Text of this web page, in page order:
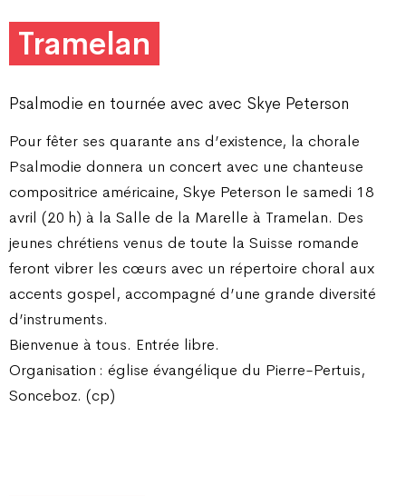
Tramelan
Psalmodie en tournée avec avec Skye Peterson
Pour fêter ses quarante ans d’existence, la chorale
Psalmodie donnera un concert avec une chanteuse
compositrice américaine, Skye Peterson le samedi 18
avril (20 h) à la Salle de la Marelle à Tramelan. Des
jeunes chrétiens venus de toute la Suisse romande
feront vibrer les cœurs avec un répertoire choral aux
accents gospel, accompagné d’une grande diversité
d’instruments.
Bienvenue à tous. Entrée libre.
Organisation : église évangélique du Pierre-Pertuis,
Sonceboz. (cp)